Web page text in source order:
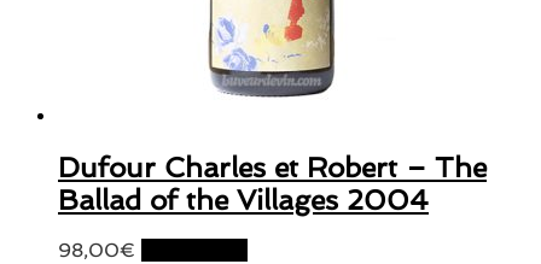
Dufour Charles et Robert – The
Ballad of the Villages 2004
98,00€